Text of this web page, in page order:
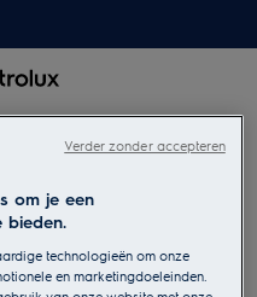
dragen voor jouw kleding,
zoals wollen of zijden
om je een
bieden.
technologieën om onze
en marketingdoeleinden.
Verder zonder accepteren